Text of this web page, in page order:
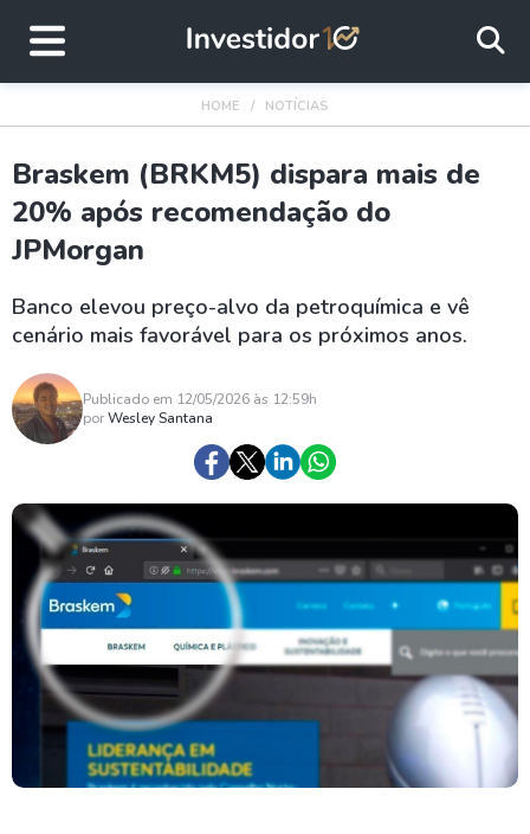
HOME NOTÍCIAS
Braskem (BRKM5) dispara mais de
20% após recomendação do
JPMorgan
Banco elevou preço-alvo da petroquímica e vê
cenário mais favorável para os próximos anos.
Publicado em 12/05/2026 às 12:59h
porWesley Santana